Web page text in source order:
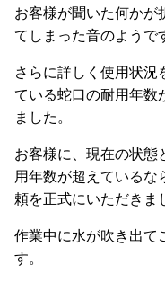
お客様が聞いた何か
てしまった音のようで
さらに詳しく使用状
ている蛇口の耐用年数
ました。
お客様に、現在の状
用年数が超えているな
頼を正式にいただきま
作業中に水が吹き出て
す。